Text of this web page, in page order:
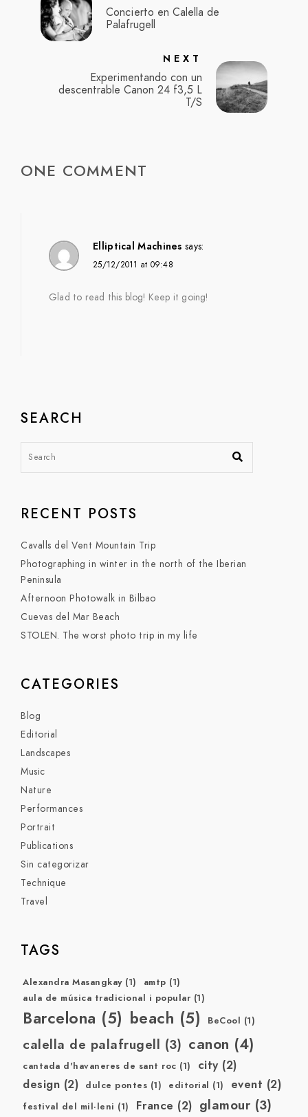
Concierto en Calella de
Palafrugell
NEXT
Experimentando con un
descentrable Canon 24 f3,5 L
T/S
ONE COMMENT
Elliptical Machines says:
25/12/2011 at 09:48
Glad to read this blog! Keep it going!
SEARCH
RECENT POSTS
Cavalls del Vent Mountain Trip
Photographing in winter in the north of the Iberian
Peninsula
Afternoon Photowalk in Bilbao
Cuevas del Mar Beach
STOLEN. The worst photo trip in my life
CATEGORIES
Blog
Editorial
Landscapes
Music
Nature
Performances
Portrait
Publications
Sin categorizar
Technique
Travel
TAGS
Alexandra Masangkay(1) amtp (1)
aula de música tradicional i popular (1)
Barcelona (5) beach (5) BeCool (1)
calella de palafrugell (3) canon (4)
cantada d'havaneres de sant roc (1) city(2)
design (2) dulce pontes (1) editorial (1) event (2)
festival del mil·leni (1) France (2) glamour (3)